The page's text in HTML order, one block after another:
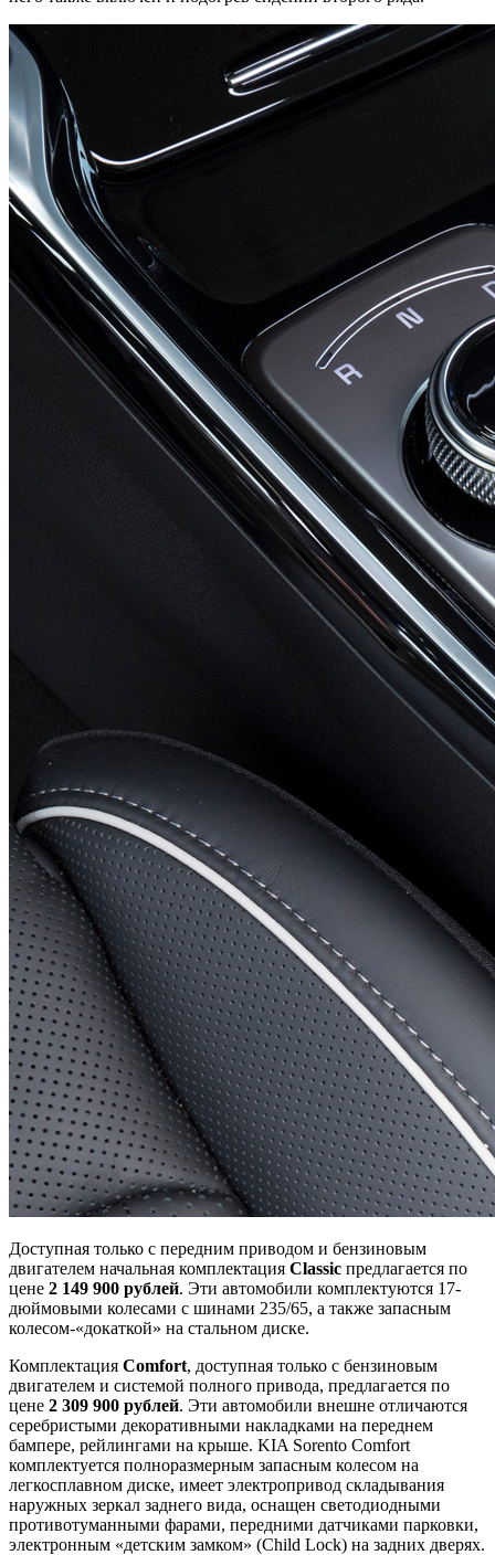
Доступная только с передним приводом и бензиновым
двигателем начальная комплектация Classic предлагается по
цене 2 149 900 рублей. Эти автомобили комплектуются 17-
дюймовыми колесами с шинами 235/65, а также запасным
колесом-«докаткой» на стальном диске.
Комплектация Comfort, доступная только с бензиновым
двигателем и системой полного привода, предлагается по
цене 2 309 900 рублей. Эти автомобили внешне отличаются
серебристыми декоративными накладками на переднем
бампере, рейлингами на крыше. KIA Sorento Comfort
комплектуется полноразмерным запасным колесом на
легкосплавном диске, имеет электропривод складывания
наружных зеркал заднего вида, оснащен светодиодными
противотуманными фарами, передними датчиками парковки,
электронным «детским замком» (Child Lock) на задних дверях.